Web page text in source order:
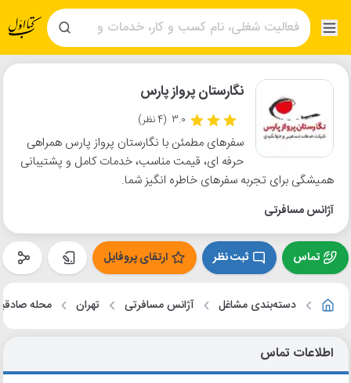
نگارستان پرواز پارس
3.0 (4 نظر)
سفرهای مطمئن با نگارستان پرواز پارس همراهی
حرفه ای، قیمت مناسب، خدمات کامل و پشتیبانی
همیشگی برای تجربه سفرهای خاطره انگیز شما.
آژانس مسافرتی
تماس ثبت نظر ارتقای پروفایل
دسته‌بندی مشاغل آژانس مسافرتی تهران محله
اطلاعات تماس